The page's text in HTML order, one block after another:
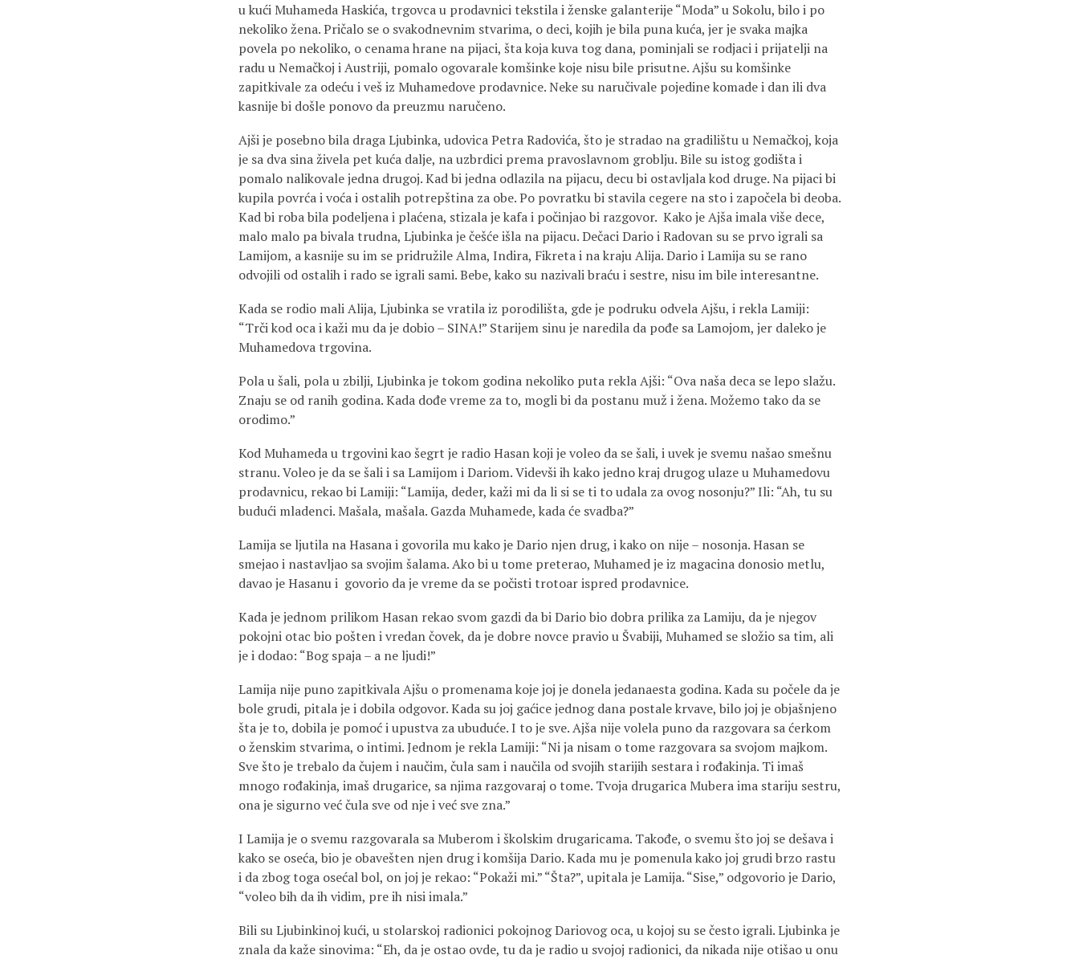
u kući Muhameda Haskića, trgovca u prodavnici tekstila i ženske galanterije “Moda” u Sokolu, bilo i po
nekoliko žena. Pričalo se o svakodnevnim stvarima, o deci, kojih je bila puna kuća, jer je svaka majka
povela po nekoliko, o cenama hrane na pijaci, šta koja kuva tog dana, pominjali se rodjaci i prijatelji na
radu u Nemačkoj i Austriji, pomalo ogovarale komšinke koje nisu bile prisutne. Ajšu su komšinke
zapitkivale za odeću i veš iz Muhamedove prodavnice. Neke su naručivale pojedine komade i dan ili dva
kasnije bi došle ponovo da preuzmu naručeno.
Ajši je posebno bila draga Ljubinka, udovica Petra Radovića, što je stradao na gradilištu u Nemačkoj, koja
je sa dva sina živela pet kuća dalje, na uzbrdici prema pravoslavnom groblju. Bile su istog godišta i
pomalo nalikovale jedna drugoj. Kad bi jedna odlazila na pijacu, decu bi ostavljala kod druge. Na pijaci bi
kupila povrća i voća i ostalih potrepština za obe. Po povratku bi stavila cegere na sto i započela bi deoba.
Kad bi roba bila podeljena i plaćena, stizala je kafa i počinjao bi razgovor. Kako je Ajša imala više dece,
malo malo pa bivala trudna, Ljubinka je češće išla na pijacu. Dečaci Dario i Radovan su se prvo igrali sa
Lamijom, a kasnije su im se pridružile Alma, Indira, Fikreta i na kraju Alija. Dario i Lamija su se rano
odvojili od ostalih i rado se igrali sami. Bebe, kako su nazivali braću i sestre, nisu im bile interesantne.
Kada se rodio mali Alija, Ljubinka se vratila iz porodilišta, gde je podruku odvela Ajšu, i rekla Lamiji:
“Trči kod oca i kaži mu da je dobio – SINA!” Starijem sinu je naredila da pođe sa Lamojom, jer daleko je
Muhamedova trgovina.
Pola u šali, pola u zbilji, Ljubinka je tokom godina nekoliko puta rekla Ajši: “Ova naša deca se lepo slažu.
Znaju se od ranih godina. Kada dođe vreme za to, mogli bi da postanu muž i žena. Možemo tako da se
orodimo.”
Kod Muhameda u trgovini kao šegrt je radio Hasan koji je voleo da se šali, i uvek je svemu našao smešnu
stranu. Voleo je da se šali i sa Lamijom i Dariom. Videvši ih kako jedno kraj drugog ulaze u Muhamedovu
prodavnicu, rekao bi Lamiji: “Lamija, deder, kaži mi da li si se ti to udala za ovog nosonju?” Ili: “Ah, tu su
budući mladenci. Mašala, mašala. Gazda Muhamede, kada će svadba?”
Lamija se ljutila na Hasana i govorila mu kako je Dario njen drug, i kako on nije – nosonja. Hasan se
smejao i nastavljao sa svojim šalama. Ako bi u tome preterao, Muhamed je iz magacina donosio metlu,
davao je Hasanu i govorio da je vreme da se počisti trotoar ispred prodavnice.
Kada je jednom prilikom Hasan rekao svom gazdi da bi Dario bio dobra prilika za Lamiju, da je njegov
pokojni otac bio pošten i vredan čovek, da je dobre novce pravio u Švabiji, Muhamed se složio sa tim, ali
je i dodao: “Bog spaja – a ne ljudi!”
Lamija nije puno zapitkivala Ajšu o promenama koje joj je donela jedanaesta godina. Kada su počele da je
bole grudi, pitala je i dobila odgovor. Kada su joj gaćice jednog dana postale krvave, bilo joj je objašnjeno
šta je to, dobila je pomoć i upustva za ubuduće. I to je sve. Ajša nije volela puno da razgovara sa ćerkom
o ženskim stvarima, o intimi. Jednom je rekla Lamiji: “Ni ja nisam o tome razgovara sa svojom majkom.
Sve što je trebalo da čujem i naučim, čula sam i naučila od svojih starijih sestara i rođakinja. Ti imaš
mnogo rođakinja, imaš drugarice, sa njima razgovaraj o tome. Tvoja drugarica Mubera ima stariju sestru,
ona je sigurno već čula sve od nje i već sve zna.”
I Lamija je o svemu razgovarala sa Muberom i školskim drugaricama. Takođe, o svemu što joj se dešava i
kako se oseća, bio je obavešten njen drug i komšija Dario. Kada mu je pomenula kako joj grudi brzo rastu
i da zbog toga osećal bol, on joj je rekao: “Pokaži mi.” “Šta?”, upitala je Lamija. “Sise,” odgovorio je Dario,
“voleo bih da ih vidim, pre ih nisi imala.”
Bili su Ljubinkinoj kući, u stolarskoj radionici pokojnog Dariovog oca, u kojoj su se često igrali. Ljubinka je
znala da kaže sinovima: “Eh, da je ostao ovde, tu da je radio u svojoj radionici, da nikada nije otišao u onu